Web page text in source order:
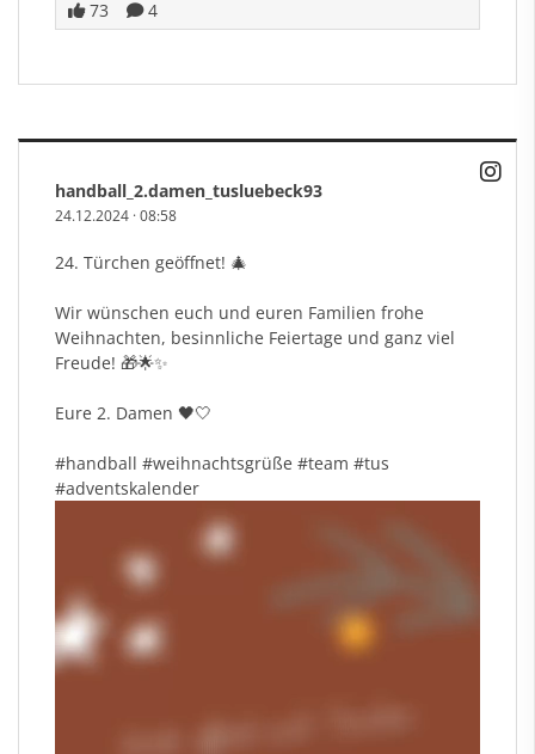
73 4
handball_2.damen_tusluebeck93
24.12.2024 ·08:58
24. Türchen geöffnet! 🎄
Wir wünschen euch und euren Familien frohe
Weihnachten, besinnliche Feiertage und ganz viel
Freude! 🎁🌟✨
Eure 2. Damen 🖤🤍
#handball #weihnachtsgrüße #team #tus
#adventskalender